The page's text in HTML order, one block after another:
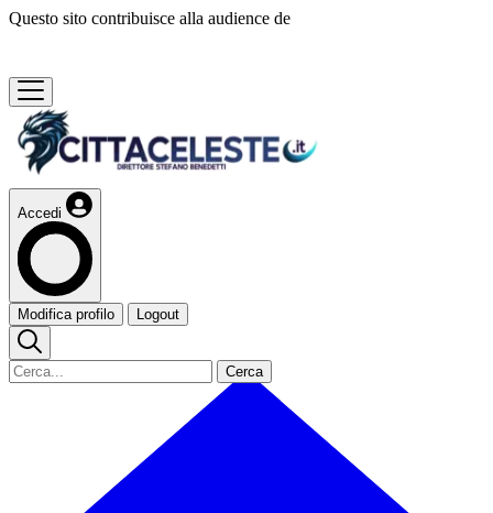
Questo sito contribuisce alla audience de
Accedi
Modifica profilo Logout
Cerca